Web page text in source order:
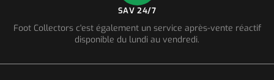
SAV 24/7
Foot Collectors c'est également un service après-vente réactif
disponible du lundi au vendredi.